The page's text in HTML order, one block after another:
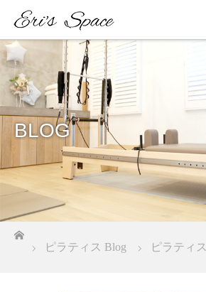
BLOG
ホーム
ピラティス Blog
ピラティス